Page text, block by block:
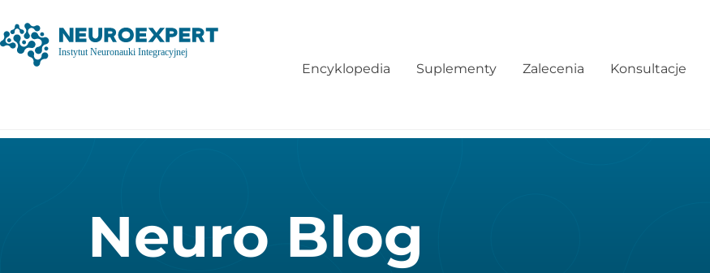
Encyklopedia Suplementy Zalecenia Konsultacje
Neuro Blog